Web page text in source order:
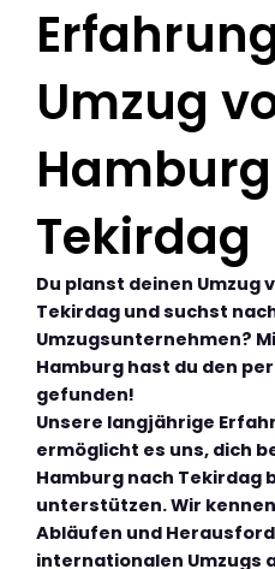
Umzug
Tekirdag
Du planst deinen Umzug
Tekirdag und suchst
Umzugsunternehmen?
Hamburg hast du den
gefunden!
Unsere langjährige
ermöglicht es uns, dich
Hamburg nach Tekirdag
unterstützen. Wir
Abläufen und
internationalen Umzugs